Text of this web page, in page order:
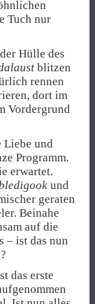
Tuch nur
Hülle des
blitzen
rennen
dort im
Vordergrund
Liebe und
Programm.
erwartet.
und
geraten
Beinahe
auf die
– ist das nun
das erste